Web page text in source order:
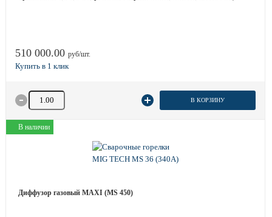
510 000.00 руб/шт.
Количество товара В КОРЗИНУ
В наличии
Диффузор газовый MAXI (MS 450)